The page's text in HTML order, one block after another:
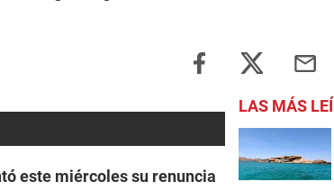
este miércoles su renuncia
LAS MÁS